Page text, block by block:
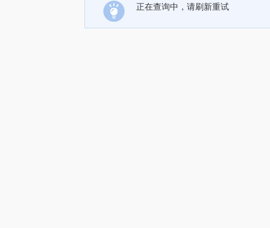
正在查询中，请刷新重试